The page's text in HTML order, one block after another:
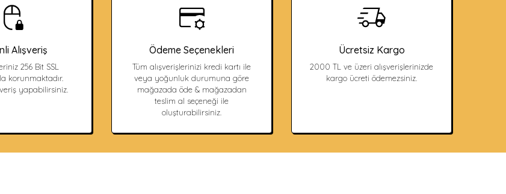
Alışveriş
256 Bit SSL
korunmaktadır.
yapabilirsiniz.
Ödeme Seçenekleri
Tüm alışverişlerinizi kredi kartı ile
veya yoğunluk durumuna göre
mağazada öde & mağazadan
teslim al seçeneği ile
oluşturabilirsiniz.
Ücretsiz Kargo
2000 TL ve üzeri alışverişlerinizde
kargo ücreti ödemezsiniz.